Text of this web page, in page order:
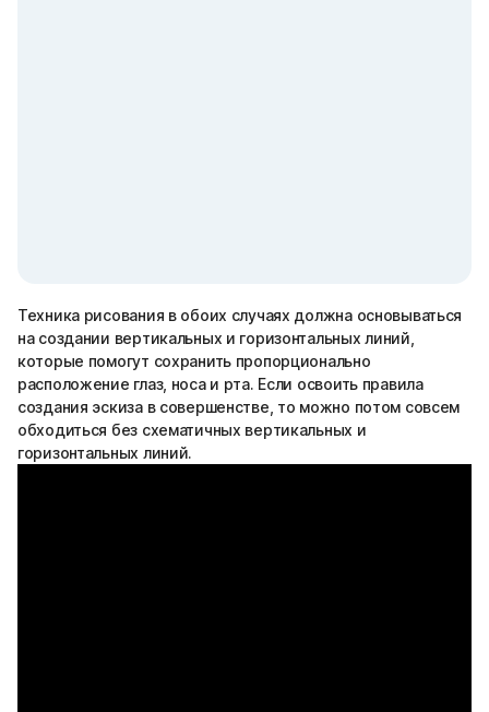
Техника рисования в обоих случаях должна основываться
на создании вертикальных и горизонтальных линий,
которые помогут сохранить пропорционально
расположение глаз, носа и рта. Если освоить правила
создания эскиза в совершенстве, то можно потом совсем
обходиться без схематичных вертикальных и
горизонтальных линий.